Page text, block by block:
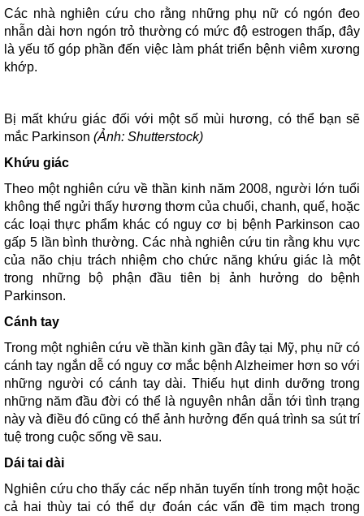
Các nhà nghiên cứu cho rằng những phụ nữ có ngón đeo
nhẫn dài hơn ngón trỏ thường có mức độ estrogen thấp, đây
là yếu tố góp phần đến việc làm phát triển bệnh viêm xương
khớp.
Bị mất khứu giác đối với một số mùi hương, có thể bạn sẽ
mắc Parkinson (Ảnh: Shutterstock)
Khứu giác
Theo một nghiên cứu về thần kinh năm 2008, người lớn tuổi
không thể ngửi thấy hương thơm của chuối, chanh, quế, hoặc
các loại thực phẩm khác có nguy cơ bị bệnh Parkinson cao
gấp 5 lần bình thường. Các nhà nghiên cứu tin rằng khu vực
của não chịu trách nhiệm cho chức năng khứu giác là một
trong những bộ phận đầu tiên bị ảnh hưởng do bệnh
Parkinson.
Cánh tay
Trong một nghiên cứu về thần kinh gần đây tại Mỹ, phụ nữ có
cánh tay ngắn dễ có nguy cơ mắc bệnh Alzheimer hơn so với
những người có cánh tay dài. Thiếu hụt dinh dưỡng trong
những năm đầu đời có thể là nguyên nhân dẫn tới tình trạng
này và điều đó cũng có thể ảnh hưởng đến quá trình sa sút trí
tuệ trong cuộc sống về sau.
Dái tai dài
Nghiên cứu cho thấy các nếp nhăn tuyến tính trong một hoặc
cả hai thùy tai có thể dự đoán các vấn đề tim mạch trong